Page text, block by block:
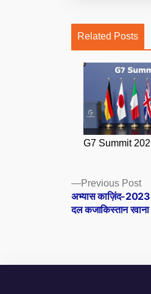
Related Posts
G7 Summit
Posts
navigation
Previous Post
अभ्यास काज़िंद-2023
दल कजाकिस्तान रवाना